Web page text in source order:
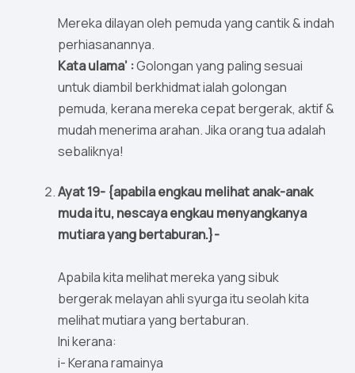
Mereka dilayan oleh pemuda yang cantik & indah
perhiasanannya.
Kata ulama’ :Golongan yang paling sesuai
untuk diambil berkhidmat ialah golongan
pemuda, kerana mereka cepat bergerak, aktif &
mudah menerima arahan. Jika orang tua adalah
sebaliknya!
Ayat 19- {apabila engkau melihat anak-anak
muda itu, nescaya engkau menyangkanya
mutiara yang bertaburan.}-
Apabila kita melihat mereka yang sibuk
bergerak melayan ahli syurga itu seolah kita
melihat mutiara yang bertaburan.
Ini kerana:
i- Kerana ramainya